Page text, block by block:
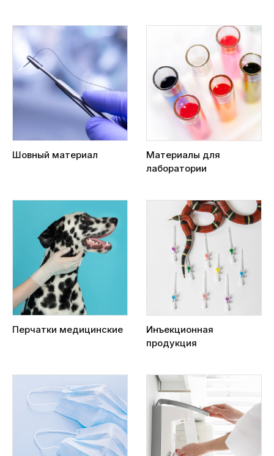
Шовный материал
Материалы для
лаборатории
Перчатки медицинские
Инъекционная
продукция